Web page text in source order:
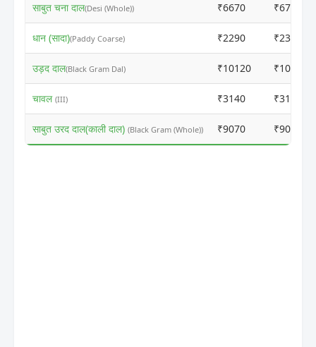
साबुत चना दाल(Desi (Whole)) ₹6670 ₹6700
धान (सादा)(Paddy Coarse) ₹2290 ₹2320
उड़द दाल(Black Gram Dal) ₹10120 ₹10150
चावल (III) ₹3140 ₹3180
साबुत उरद दाल(काली दाल) (Black Gram (Whole)) ₹9070 ₹9085